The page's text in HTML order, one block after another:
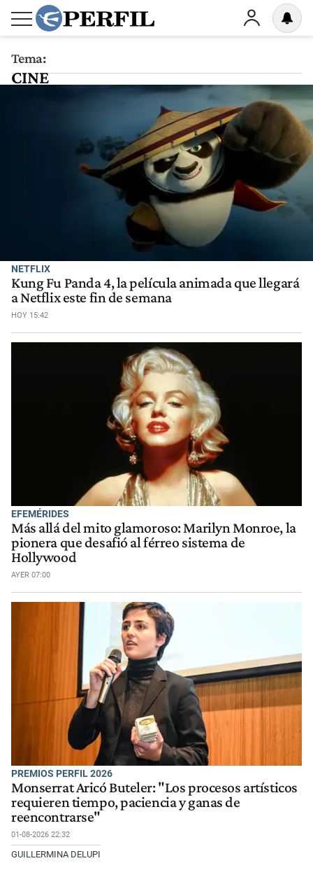
Tema:
CINE
NETFLIX
Kung Fu Panda 4, la película animada que llegará
a Netflix este fin de semana
HOY 15:42
EFEMÉRIDES
Más allá del mito glamoroso: Marilyn Monroe, la
pionera que desafió al férreo sistema de
Hollywood
AYER 07:00
PREMIOS PERFIL 2026
Monserrat Aricó Buteler: "Los procesos artísticos
requieren tiempo, paciencia y ganas de
reencontrarse"
01-08-2026 22:32
GUILLERMINA DELUPI